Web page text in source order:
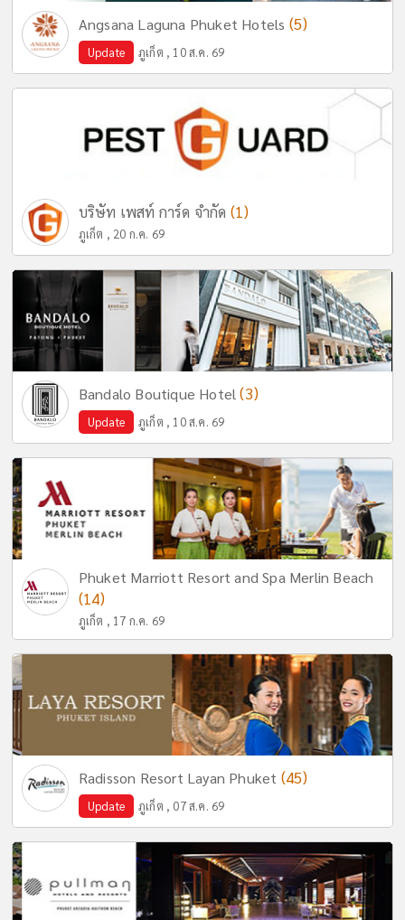
Angsana Laguna Phuket Hotels (5)
Update ภูเก็ต , 10 ส.ค. 69
บริษัท เพสท์ การ์ด จำกัด (1)
ภูเก็ต , 20 ก.ค. 69
Bandalo Boutique Hotel(3)
Update ภูเก็ต , 10 ส.ค. 69
Phuket Marriott Resort and Spa Merlin Beach
(14)
ภูเก็ต , 17 ก.ค. 69
Radisson Resort Layan Phuket (45)
Update ภูเก็ต , 07 ส.ค. 69